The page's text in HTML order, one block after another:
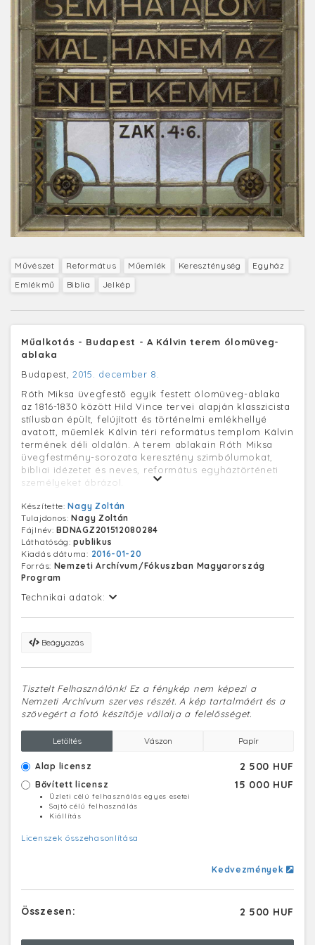
Művészet Református Műemlék Kereszténység
Egyház
Emlékmű
Biblia Jelkép
Műalkotás - Budapest - A Kálvin terem ólomüveg-
ablaka
Budapest, 2015. december 8.
Róth Miksa üvegfestő egyik festett ólomüveg-ablaka
az 1816-1830 között Hild Vince tervei alapján klasszicista
stílusban épült, felújított és történelmi emlékhellyé
avatott, műemlék Kálvin téri református templom Kálvin
termének déli oldalán. A terem ablakain Róth Miksa
üvegfestmény-sorozata keresztény szimbólumokat,
bibliai idézetet és neves, református egyháztörténeti
személyeket ábrázol.
Készítette:Nagy Zoltán
Tulajdonos:Nagy Zoltán
Fájlnév:BDNAGZ201512080284
Láthatóság:publikus
Kiadás dátuma: 2016-01-20
Forrás: Nemzeti Archívum/Fókuszban Magyarország
Program
Technikai adatok:
Beágyazás
Tisztelt Felhasználónk! Ez a fénykép nem képezi a
Nemzeti Archívum szerves részét. A kép tartalmáért és a
szövegért a fotó készítője vállalja a felelősséget.
Letöltés Vászon Papír
Alap licensz 2 500 HUF
Bővített licensz 15 000 HUF
Üzleti célú felhasználás egyes esetei
Sajtó célú felhasználás
Kiállítás
Licenszek összehasonlítása
Kedvezmények
Összesen: 2 500 HUF